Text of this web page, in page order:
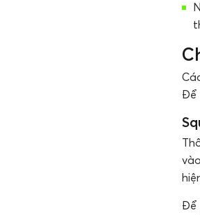
Để
Để